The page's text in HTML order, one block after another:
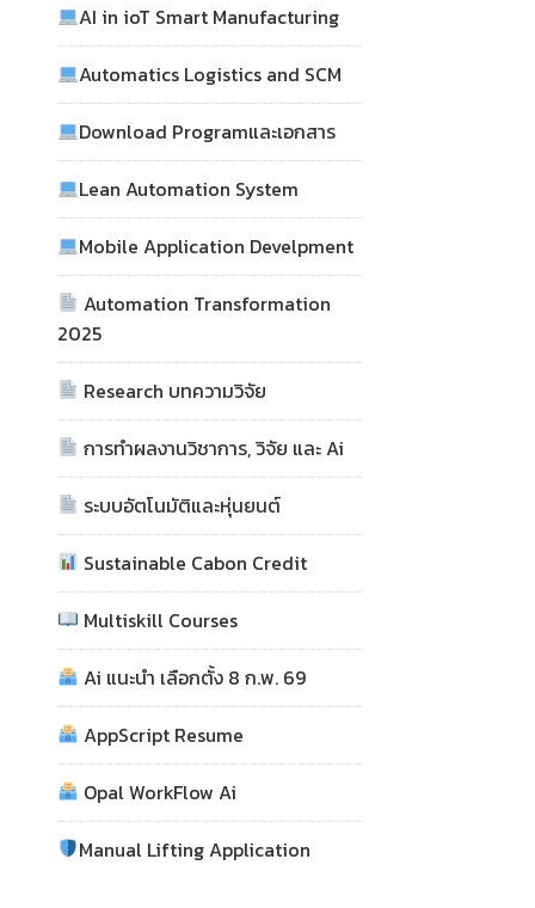
AI in ioT Smart Manufacturing
Automatics Logistics and SCM
Download Programและเอกสาร
Lean Automation System
Mobile Application Develpment
Automation Transformation
2025
Research บทความวิจัย
การทำผลงานวิชาการ, วิจัย และ Ai
ระบบอัตโนมัติและหุ่นยนต์
Sustainable Cabon Credit
Multiskill Courses
Ai แนะนำ เลือกตั้ง 8 ก.พ. 69
AppScript Resume
Opal WorkFlow Ai
Manual Lifting Application